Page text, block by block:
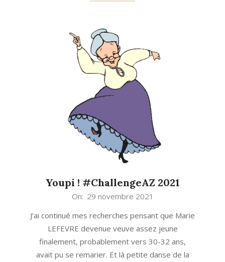
Youpi ! #ChallengeAZ 2021
29
On: 29 novembre 2021
J’ai continué mes recherches pensant que Marie
LEFEVRE devenue veuve assez jeune
finalement, probablement vers 30-32 ans,
avait pu se remarier. Et là petite danse de la